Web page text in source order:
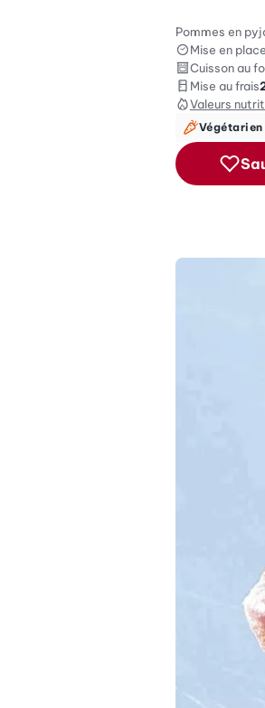
Pommes en
Mise en
Cuisson au
Mise au frais
Valeurs
Végétarien